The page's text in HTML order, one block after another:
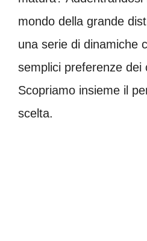
mondo della grande
una serie di dinamiche
semplici preferenze dei
Scopriamo insieme il
scelta.